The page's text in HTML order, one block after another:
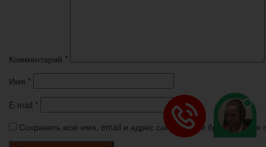
Комментарий *
Имя *
E-mail *
Сохранить моё имя, email и адрес сайта в этом браузере